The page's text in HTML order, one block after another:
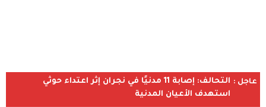
عاجل :
التحالف: إصابة 11 مدنيًا في نجران إثر اعتداء حوثي
استهدف الأعيان المدنية